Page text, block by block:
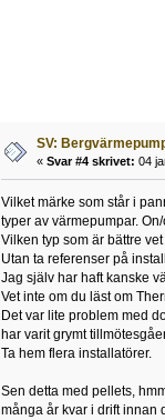
SV:
« Svar #4 skrivet: 04
Vilket märke som står i
typer av värmepumpar.
Vilken typ som är bättre
Utan ta referenser på
Jag själv har haft kanske
Vet inte om du läst om
Det var lite problem med
har varit grymt
Ta hem flera installatörer.
Sen detta med pellets,
många år kvar i drift innan